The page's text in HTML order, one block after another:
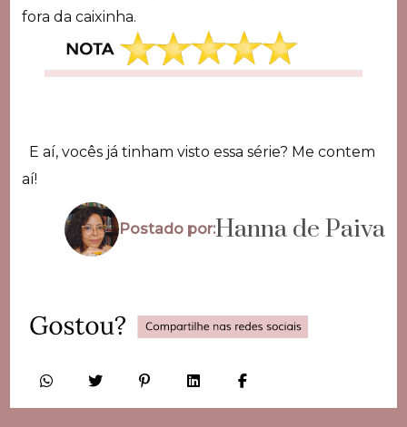
fora da caixinha.
E aí, vocês já tinham visto essa série? Me contem
aí!
Postado por:Hanna de Paiva